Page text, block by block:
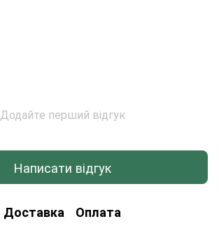
Додайте перший відгук
Написати відгук
Доставка Оплата